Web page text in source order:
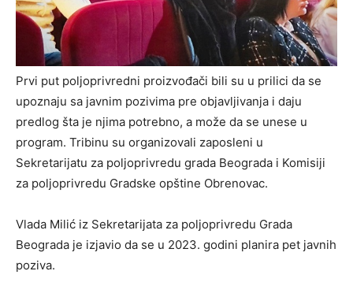
Prvi put poljoprivredni proizvođači bili su u prilici da se
upoznaju sa javnim pozivima pre objavljivanja i daju
predlog šta je njima potrebno, a može da se unese u
program. Tribinu su organizovali zaposleni u
Sekretarijatu za poljoprivredu grada Beograda i Komisiji
za poljoprivredu Gradske opštine Obrenovac.
Vlada Milić iz Sekretarijata za poljoprivredu Grada
Beograda je izjavio da se u 2023. godini planira pet javnih
poziva.